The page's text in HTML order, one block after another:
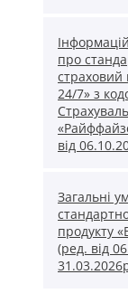
про
страховий
24/7» з
від
Загальні
продукту
(ред. від